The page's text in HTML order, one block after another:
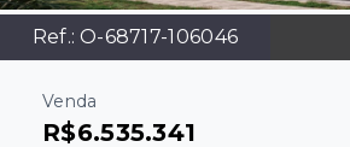
Ref.: O-68717-106046
Venda
R$6.535.341